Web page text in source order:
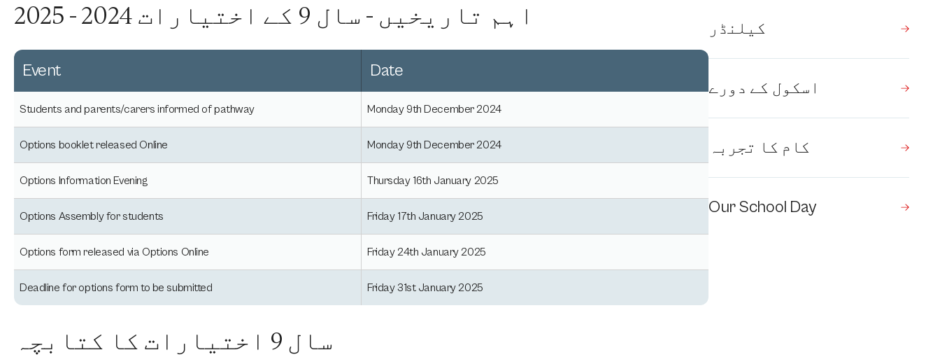
اہم تاریخیں - سال 9 کے اختیارات 2024 - 2025
Event Date
Students and parents/carers informed of pathway Monday 9th December 2024
Options booklet released Online Monday 9th December 2024
Options Information Evening Thursday 16th January 2025
Options Assembly for students Friday 17th January 2025
Options form released via Options Online Friday 24th January 2025
Deadline for options form to be submitted Friday 31st January 2025
سال 9 اختیارات کا کتابچہ
کیلنڈر
اسکول کے دورے
کام کا تجربہ
Our School Day